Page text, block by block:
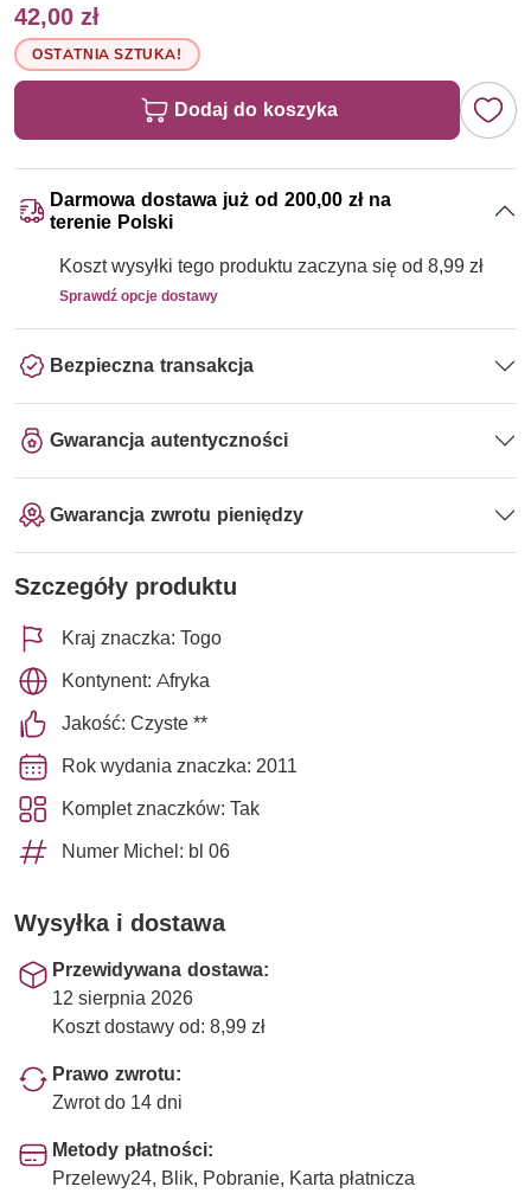
42,00 zł
OSTATNIA SZTUKA!
Dodaj do koszyka
Darmowa dostawa już od 200,00 zł na
terenie Polski
Koszt wysyłki tego produktu zaczyna się od 8,99 zł
Sprawdź opcje dostawy
Bezpieczna transakcja
Gwarancja autentyczności
Gwarancja zwrotu pieniędzy
Szczegóły produktu
Kraj znaczka: Togo
Kontynent: Afryka
Jakość: Czyste **
Rok wydania znaczka: 2011
Komplet znaczków: Tak
Numer Michel: bl 06
Wysyłka i dostawa
Przewidywana dostawa:
12 sierpnia 2026
Koszt dostawy od: 8,99 zł
Prawo zwrotu:
Zwrot do 14 dni
Metody płatności:
Przelewy24, Blik, Pobranie, Karta płatnicza